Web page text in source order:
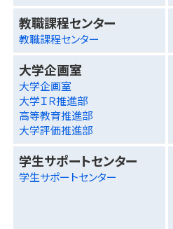
教職課程センター
教職課程センター
大学企画室
大学企画室
大学ＩＲ推進部
高等教育推進部
大学評価推進部
学生サポートセンター
学生サポートセンター